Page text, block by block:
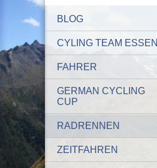
BLOG
CYLING TEAM ESSEN
FAHRER
GERMAN CYCLING
CUP
RADRENNEN
ZEITFAHREN